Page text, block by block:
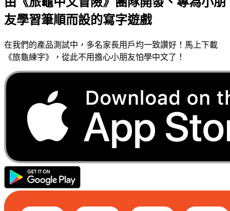
友學習筆順而設的寫字遊戲
在我們的產品測試中，多名家長用戶均一致讚好！馬上下載
《旅龜練字》，從此不用擔心小朋友怕學中文了！